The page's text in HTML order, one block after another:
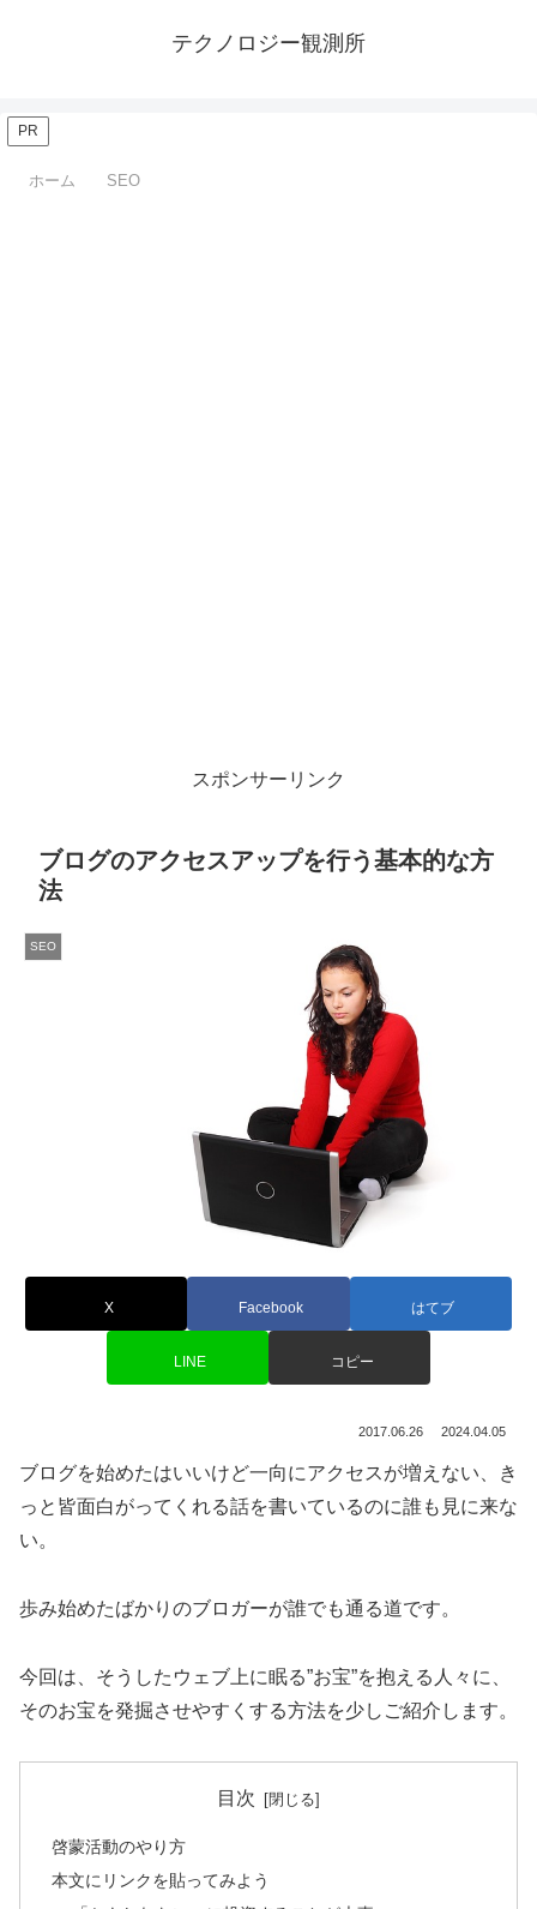
テクノロジー観測所
PR
ホーム SEO
スポンサーリンク
ブログのアクセスアップを行う基本的な方
法
SEO
X Facebook はてブ
LINE コピー
2017.06.26 2024.04.05
ブログを始めたはいいけど一向にアクセスが増えない、き
っと皆面白がってくれる話を書いているのに誰も見に来な
い。
歩み始めたばかりのブロガーが誰でも通る道です。
今回は、そうしたウェブ上に眠る”お宝”を抱える人々に、
そのお宝を発掘させやすくする方法を少しご紹介します。
目次
啓蒙活動のやり方
本文にリンクを貼ってみよう